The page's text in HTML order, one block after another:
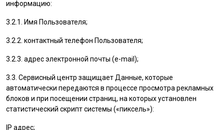
информацию:
3.2.1. Имя Пользователя;
3.2.2. контактный телефон Пользователя;
3.2.3. адрес электронной почты (e-mail);
3.3. Сервисный центр защищает Данные, которые
автоматически передаются в процессе просмотра рекламных
блоков и при посещении страниц, на которых установлен
статистический скрипт системы («пиксель»):
IP адрес;